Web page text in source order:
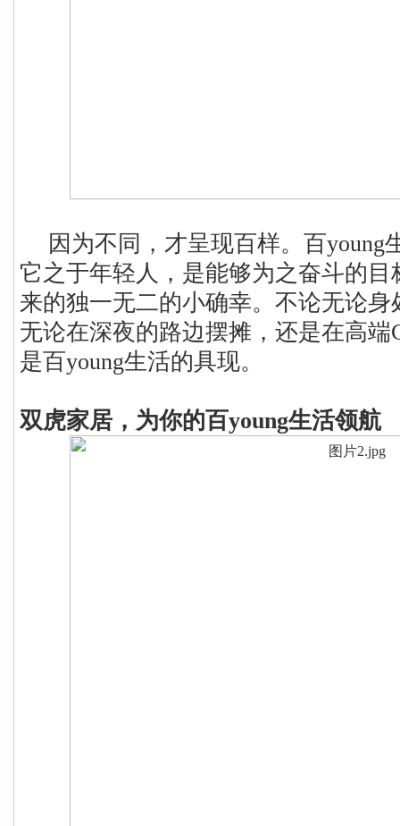
因为不同，才呈现百样。百young
它之于年轻人，是能够为之奋斗的
来的独一无二的小确幸。不论无论身
无论在深夜的路边摆摊，还是在高端
是百young生活的具现。
双虎家居，为你的百young生活领航